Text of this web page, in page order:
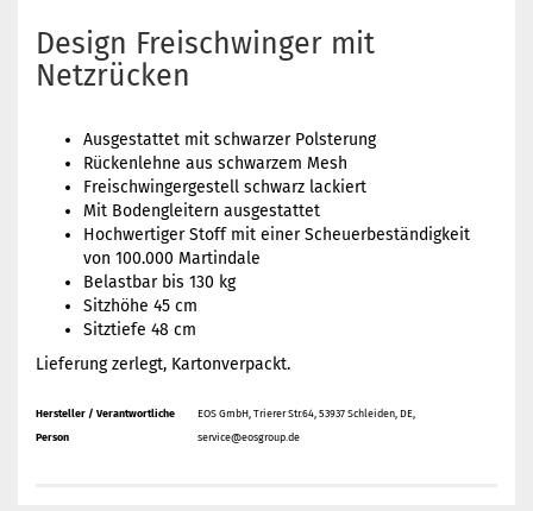
Design Freischwinger mit
Netzrücken
Ausgestattet mit schwarzer Polsterung
Rückenlehne aus schwarzem Mesh
Freischwingergestell schwarz lackiert
Mit Bodengleitern ausgestattet
Hochwertiger Stoff mit einer Scheuerbeständigkeit
von 100.000 Martindale
Belastbar bis 130 kg
Sitzhöhe 45 cm
Sitztiefe 48 cm
Lieferung zerlegt, Kartonverpackt.
Hersteller / Verantwortliche
Person
EOS GmbH, Trierer Str.64, 53937 Schleiden, DE,
service@eosgroup.de